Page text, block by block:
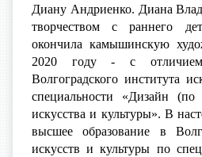
Диану Андриенко. Диана
творчеством с раннего
окончила камышинскую
2020 году - с отличием
Волгоградского института
специальности «Дизайн (по
искусства и культуры». В
высшее образование в
искусств и культуры по